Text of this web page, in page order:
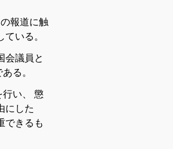
の報道に触
ている 。
会議員 と
ある 。
行い
懲
に した
できる も